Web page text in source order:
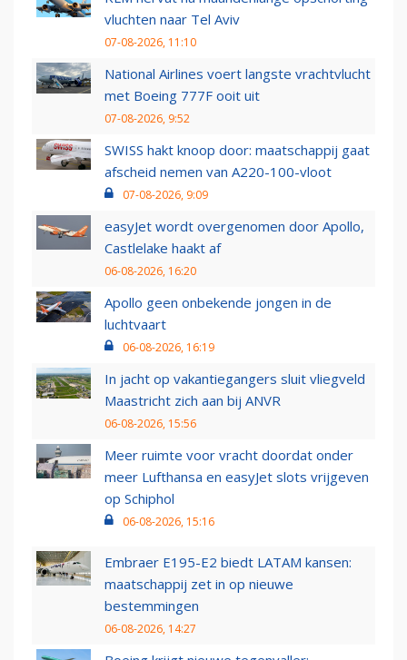
vluchten naar Tel Aviv
07-08-2026, 11:10
National Airlines voert langste vrachtvlucht
met Boeing 777F ooit uit
07-08-2026, 9:52
SWISS hakt knoop door: maatschappij gaat
afscheid nemen van A220-100-vloot
07-08-2026, 9:09
easyJet wordt overgenomen door Apollo,
Castlelake haakt af
06-08-2026, 16:20
Apollo geen onbekende jongen in de
luchtvaart
06-08-2026, 16:19
In jacht op vakantiegangers sluit vliegveld
Maastricht zich aan bij ANVR
06-08-2026, 15:56
Meer ruimte voor vracht doordat onder
meer Lufthansa en easyJet slots vrijgeven
op Schiphol
06-08-2026, 15:16
Embraer E195-E2 biedt LATAM kansen:
maatschappij zet in op nieuwe
bestemmingen
06-08-2026, 14:27